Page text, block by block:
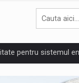
pentru sistemul
care